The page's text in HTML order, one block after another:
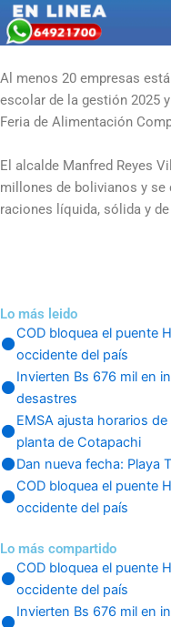
Al menos 20 empresas
escolar de la gestión 2025
Feria de Alimentación
El alcalde Manfred Reyes
millones de bolivianos y
raciones líquida, sólida y
Lo más leido
COD bloquea el puente
occidente del país
Invierten Bs 676 mil en
desastres
EMSA ajusta horarios
planta de Cotapachi
Dan nueva fecha: Playa
COD bloquea el puente
occidente del país
Lo más compartido
COD bloquea el puente
occidente del país
Invierten Bs 676 mil en